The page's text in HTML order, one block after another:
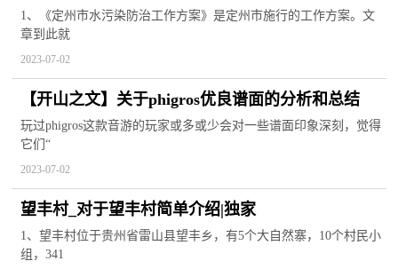
1、《定州市水污染防治工作方案》是定州市施行的工作方案。文
章到此就
2023-07-02
【开山之文】关于phigros优良谱面的分析和总结
玩过phigros这款音游的玩家或多或少会对一些谱面印象深刻，觉得
它们“
2023-07-02
望丰村_对于望丰村简单介绍|独家
1、望丰村位于贵州省雷山县望丰乡，有5个大自然寨，10个村民小
组，341